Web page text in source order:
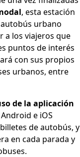
, esta estación
urbano
a los viajeros que
puntos de interés
con sus propios
urbanos, entre
de la aplicación
e iOS
de autobús, y
en cada parada y